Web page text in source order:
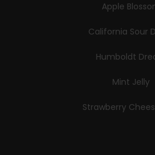
Apple
California Sour
Humboldt
Mint Jelly
Strawberry